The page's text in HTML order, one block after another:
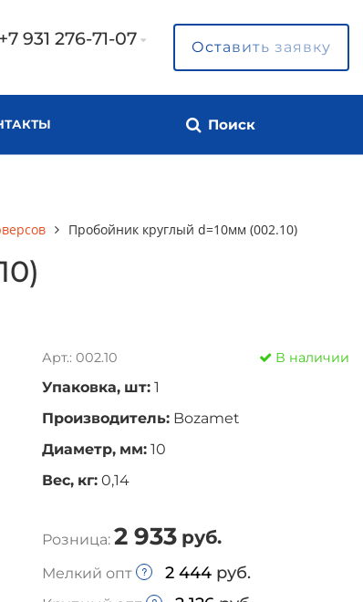
+7 931 276-71-07 Оставить заявку
Поиск
Пробойник круглый d=10мм (002.10)
Арт.: 002.10 В наличии
Упаковка, шт: 1
Производитель: Bozamet
Диаметр, мм: 10
Вес, кг: 0,14
Розница: 2 933 руб.
Мелкий опт 2 444 руб.